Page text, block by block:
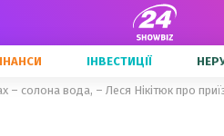
ІНВЕСТИЦІЇ
– солона вода, – Леся Нікітюк про